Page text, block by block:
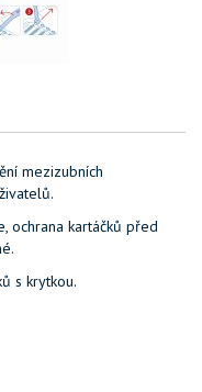
mezizubních
ochrana kartáčků před
s krytkou.